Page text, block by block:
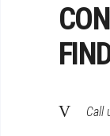
Call